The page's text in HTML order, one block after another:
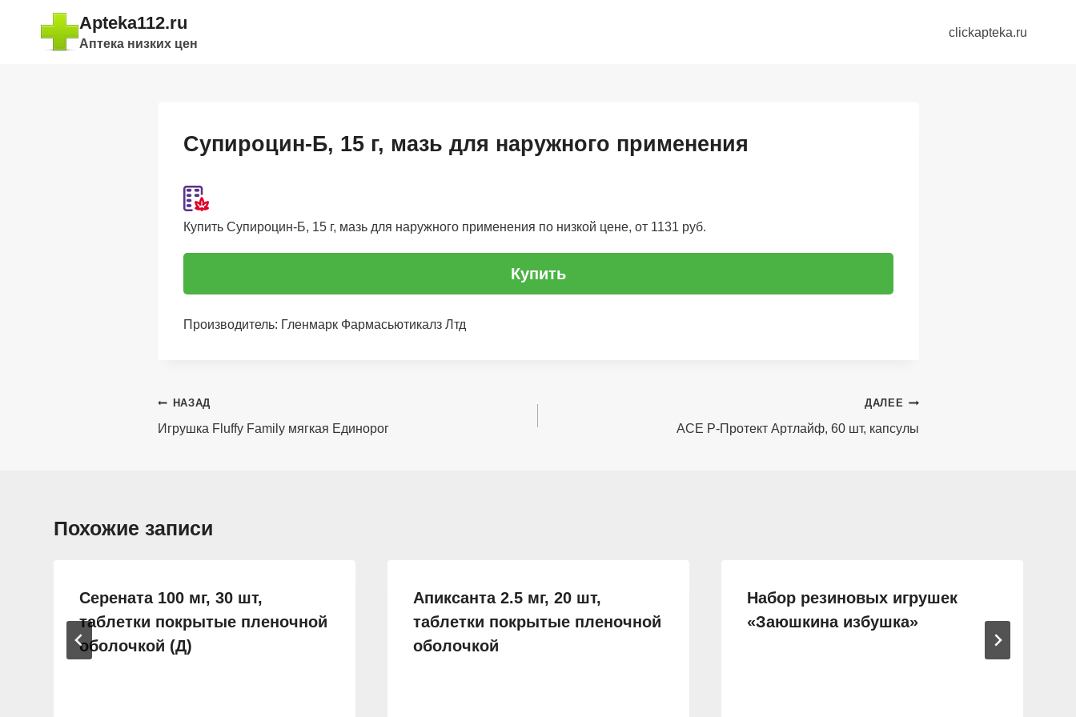
содержимому
Apteka112.ru
Аптека низких цен
clickapteka.ru
Супироцин-Б, 15 г, мазь для наружного применения
Купить Супироцин-Б, 15 г, мазь для наружного применения по низкой цене, от 1131 руб.
Купить
Производитель: Гленмарк Фармасьютикалз Лтд
Навигация
по
НАЗАД
Игрушка Fluffy Family мягкая Единорог
ДАЛЕЕ
АСЕ Р-Протект Артлайф, 60 шт, капсулы
Похожие записи
Серената 100 мг, 30 шт,
таблетки покрытые пленочной
оболочкой (Д)
Апиксанта 2.5 мг, 20 шт,
таблетки покрытые пленочной
оболочкой
Набор резиновых игрушек
«Заюшкина избушка»